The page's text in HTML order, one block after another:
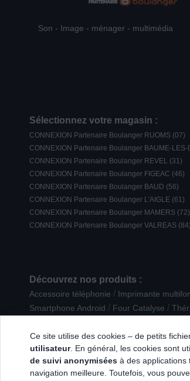
Ce site utilise des cookies – de petits
utilisateur. En général, les cookies sont
de suivi anonymiséesà des applications
navigation meilleure. Toutefois, vous
Son - Image - ménager - multimédia
Sélectionnez votre magasin :
CONNEXION Partenaire Boulanger RUOMS (07)
CONNEXION Partenaire Boulanger BAUME-LES-
CONNEXION Partenaire Boulanger REVEL (31)
CONNEXION Partenaire Boulanger FIGEAC (46)
CONNEXION Partenaire Boulanger BAUD (56)
CONNEXION Partenaire Boulanger L'AIGLE (61)
CONNEXION Partenaire Boulanger MAMERS (72)
CONNEXION Partenaire Boulanger VALREAS (84)
Découvrez nos produits :
Accessoire téléphonie / Imprimante
Smartphone Android / Four Catalyse /